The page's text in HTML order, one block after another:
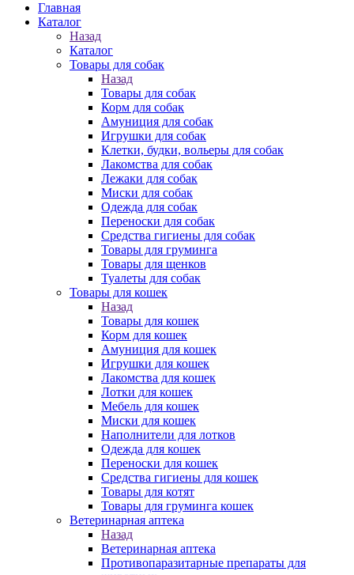
Главная
Каталог
Назад
Каталог
Товары для собак
Назад
Товары для собак
Корм для собак
Амуниция для собак
Игрушки для собак
Клетки, будки, вольеры для собак
Лакомства для собак
Лежаки для собак
Миски для собак
Одежда для собак
Переноски для собак
Средства гигиены для собак
Товары для груминга
Товары для щенков
Туалеты для собак
Товары для кошек
Назад
Товары для кошек
Корм для кошек
Амуниция для кошек
Игрушки для кошек
Лакомства для кошек
Лотки для кошек
Мебель для кошек
Миски для кошек
Наполнители для лотков
Одежда для кошек
Переноски для кошек
Средства гигиены для кошек
Товары для котят
Товары для груминга кошек
Ветеринарная аптека
Назад
Ветеринарная аптека
Противопаразитарные препараты для